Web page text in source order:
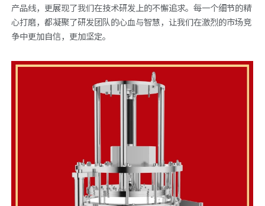
产品线，更展现了我们在技术研发上的不懈追求。每一个细节的精
心打磨，都凝聚了研发团队的心血与智慧，让我们在激烈的市场竞
争中更加自信，更加坚定。